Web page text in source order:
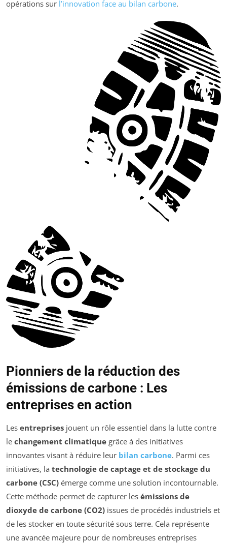
opérations sur l’innovation face au bilan carbone.
Pionniers de la réduction des
émissions de carbone : Les
entreprises en action
Les entreprises jouent un rôle essentiel dans la lutte contre
le changement climatique grâce à des initiatives
innovantes visant à réduire leur bilan carbone. Parmi ces
initiatives, la technologie de captage et de stockage du
carbone (CSC) émerge comme une solution incontournable.
Cette méthode permet de capturer les émissions de
dioxyde de carbone (CO2) issues de procédés industriels et
de les stocker en toute sécurité sous terre. Cela représente
une avancée majeure pour de nombreuses entreprises